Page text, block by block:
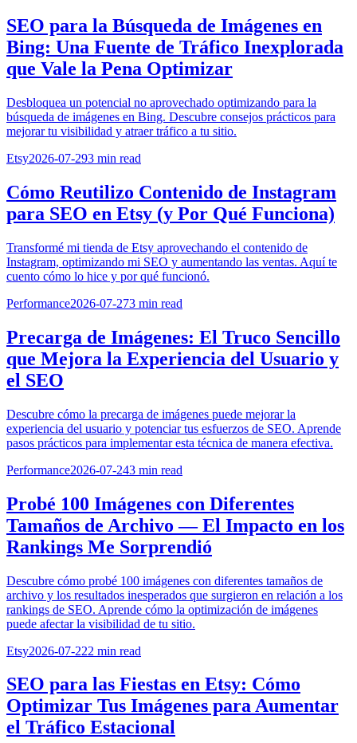
SEO para la Búsqueda de Imágenes en
Bing: Una Fuente de Tráfico Inexplorada
que Vale la Pena Optimizar
Desbloquea un potencial no aprovechado optimizando para la
búsqueda de imágenes en Bing. Descubre consejos prácticos para
mejorar tu visibilidad y atraer tráfico a tu sitio.
Etsy2026-07-293 min read
Cómo Reutilizo Contenido de Instagram
para SEO en Etsy (y Por Qué Funciona)
Transformé mi tienda de Etsy aprovechando el contenido de
Instagram, optimizando mi SEO y aumentando las ventas. Aquí te
cuento cómo lo hice y por qué funcionó.
Performance2026-07-273 min read
Precarga de Imágenes: El Truco Sencillo
que Mejora la Experiencia del Usuario y
el SEO
Descubre cómo la precarga de imágenes puede mejorar la
experiencia del usuario y potenciar tus esfuerzos de SEO. Aprende
pasos prácticos para implementar esta técnica de manera efectiva.
Performance2026-07-243 min read
Probé 100 Imágenes con Diferentes
Tamaños de Archivo — El Impacto en los
Rankings Me Sorprendió
Descubre cómo probé 100 imágenes con diferentes tamaños de
archivo y los resultados inesperados que surgieron en relación a los
rankings de SEO. Aprende cómo la optimización de imágenes
puede afectar la visibilidad de tu sitio.
Etsy2026-07-222 min read
SEO para las Fiestas en Etsy: Cómo
Optimizar Tus Imágenes para Aumentar
el Tráfico Estacional